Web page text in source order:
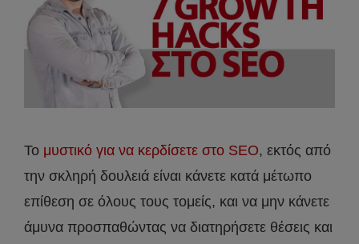
Το μυστικό για να κερδίσετε στο SEO, εκτός από
την σκληρή δουλειά είναι κάνετε κατά μέτωπο
επίθεση σε όλους τους τομείς, και να μην κάνετε
άμυνα προσπαθώντας να διατηρήσετε θέσεις και